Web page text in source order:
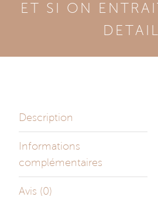
ET SI ON
DETAIL
Description
Informations
complémentaires
Avis (0)